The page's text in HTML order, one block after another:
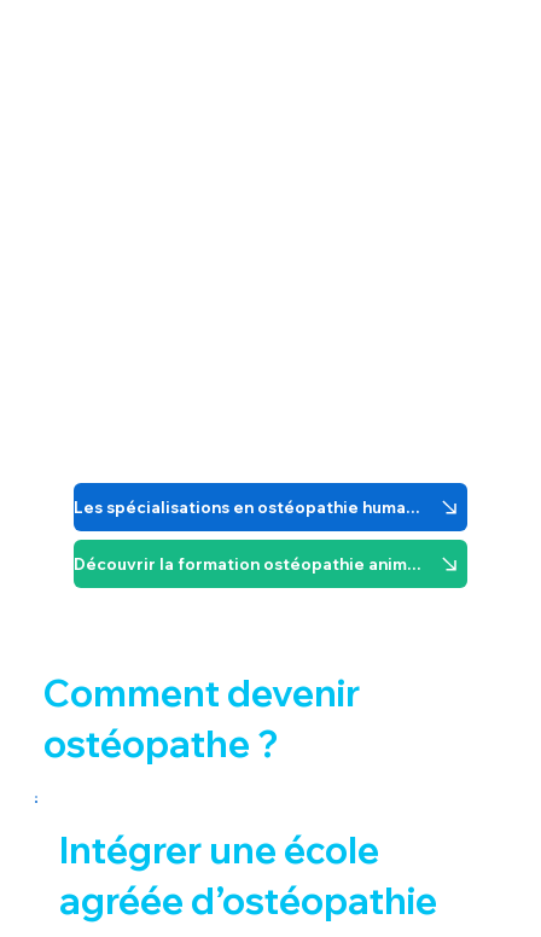
Les spécialisations en ostéopathie humaine
Découvrir la formation ostéopathie animale
Comment devenir
ostéopathe ?
Intégrer une école
agréée d’ostéopathie